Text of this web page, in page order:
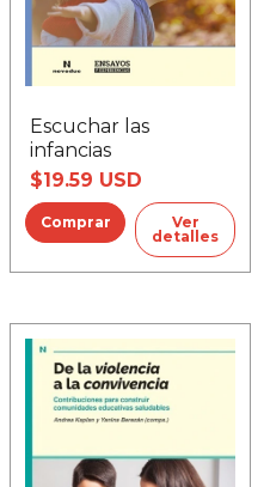
Escuchar las
infancias
$19.59 USD
Ver
detalles